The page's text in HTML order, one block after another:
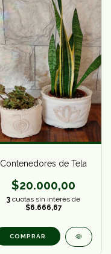
Contenedores de Tela
$20.000,00
3 cuotas sin interés de
$6.666,67
COMPRAR